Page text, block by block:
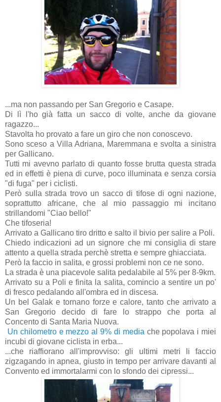
...ma non passando per San Gregorio e Casape.
Di lì l'ho già fatta un sacco di volte, anche da giovane
ragazzo...
Stavolta ho provato a fare un giro che non conoscevo.
Sono sceso a Villa Adriana, Maremmana e svolta a sinistra
per Gallicano.
Tutti mi avevno parlato di quanto fosse brutta questa strada
ed in effetti è piena di curve, poco illuminata e senza corsia
"di fuga" per i ciclisti.
Però sulla strada trovo un sacco di tifose di ogni nazione,
soprattutto africane, che al mio passaggio mi incitano
strillandomi "Ciao bello!"
Che tifoseria!
Arrivato a Gallicano tiro dritto e salto il bivio per salire a Poli.
Chiedo indicazioni ad un signore che mi consiglia di stare
attento a quella strada perchè stretta e sempre ghiacciata.
Però la faccio in salita, e grossi problemi non ce ne sono.
La strada è una piacevole salita pedalabile al 5% per 8-9km.
Arrivato su a Poli e finita la salita, comincio a sentire un po'
di fresco pedalando all'ombra ed in discesa.
Un bel Galak e tornano forze e calore, tanto che arrivato a
San Gregorio decido di fare lo strappo che porta al
Concento di Santa Maria Nuova.
Un chilometro e mezzo al 9% di media che popolava i miei
incubi di giovane ciclista in erba...
...che riaffiorano all'improvviso: gli ultimi metri li faccio
zigzagando in apnea, giusto in tempo per arrivare davanti al
Convento ed immortalarmi con lo sfondo dei cipressi...